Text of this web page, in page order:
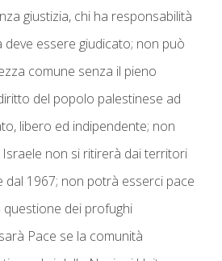
giustizia, chi ha responsabilità
deve essere giudicato; non può
comune senza il pieno
del popolo palestinese ad
libero ed indipendente; non
non si ritirerà dai territori
dal 1967; non potrà esserci pace
dei profughi
Pace se la comunità